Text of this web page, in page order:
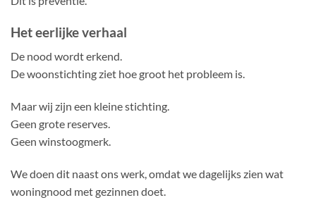
Het eerlijke verhaal
De nood wordt erkend.
De woonstichting ziet hoe groot het probleem is.
Maar wij zijn een kleine stichting.
Geen grote reserves.
Geen winstoogmerk.
We doen dit naast ons werk, omdat we dagelijks zien wat
woningnood met gezinnen doet.